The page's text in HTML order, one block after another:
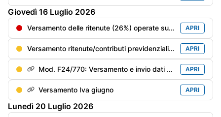
Giovedì 16 Luglio 2026
Versamento delle ritenute (26%) operate sui dividendi corrisposti nel 2° trimestre 2026 APRI
Versamento ritenute/contributi previdenziali del mese di giugno APRI
Mod. F24/770: Versamento e invio dati delle ritenute/trattenute operate APRI
Versamento Iva giugno APRI
Lunedì 20 Luglio 2026